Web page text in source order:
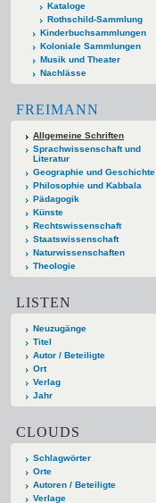
Kataloge
Rothschild-Sammlung
Kinderbuchsammlungen
Koloniale Sammlungen
Musik und Theater
Nachlässe
FREIMANN
Allgemeine Schriften
Sprachwissenschaft und
Literatur
Geographie und Geschichte
Philosophie und Kabbala
Pädagogik
Künste
Rechtswissenschaft
Staatswissenschaft
Naturwissenschaften
Theologie
LISTEN
Neuzugänge
Titel
Autor / Beteiligte
Ort
Verlag
Jahr
CLOUDS
Schlagwörter
Orte
Autoren / Beteiligte
Verlage